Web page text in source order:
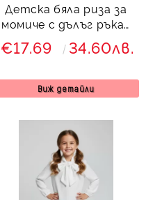
Детска бяла риза за
момиче с дълъг ръкав
с перли
€17.69 34.60лв.
Виж детайли